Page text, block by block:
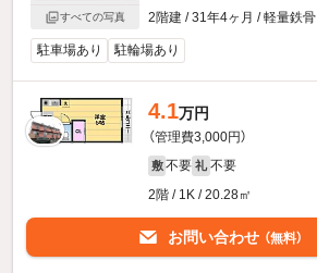
すべての写真
2階建 / 31年4ヶ月 / 軽量鉄骨
駐車場あり 駐輪場あり
4.1万円
（管理費3,000円）
敷 不要 礼 不要
2階 / 1K / 20.28㎡
お問い合わせ （無料）